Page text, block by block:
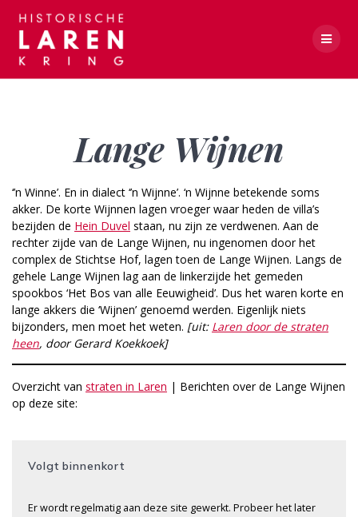
Lange Wijnen
‘’n Winne’. En in dialect ‘’n Wijnne’. ‘n Wijnne betekende soms
akker. De korte Wijnnen lagen vroeger waar heden de villa’s
bezijden de Hein Duvel staan, nu zijn ze verdwenen. Aan de
rechter zijde van de Lange Wijnen, nu ingenomen door het
complex de Stichtse Hof, lagen toen de Lange Wijnen. Langs de
gehele Lange Wijnen lag aan de linkerzijde het gemeden
spookbos ‘Het Bos van alle Eeuwigheid’. Dus het waren korte en
lange akkers die ‘Wijnen’ genoemd werden. Eigenlijk niets
bijzonders, men moet het weten. [uit: Laren door de straten
heen, door Gerard Koekkoek]
Overzicht van straten in Laren | Berichten over de Lange Wijnen
op deze site:
Volgt binnenkort
Er wordt regelmatig aan deze site gewerkt. Probeer het later